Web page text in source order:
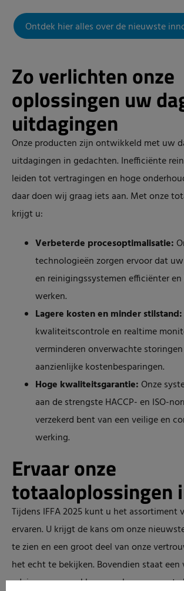
Ontdek hier alles over de nieuwste
Zo verlichten onze
oplossingen uw
uitdagingen
Onze producten zijn ontwikkeld met uw
uitdagingen in gedachten. Inefficiënte
leiden tot vertragingen en hoge
daar doen wij graag iets aan. Met onze
krijgt u:
Verbeterde procesoptimalisatie:
technologieën zorgen ervoor dat
en reinigingssystemen efficiënter
werken.
Lagere kosten en minder stilstand:
kwaliteitscontrole en realtime
verminderen onverwachte
aanzienlijke kostenbesparingen.
Hoge kwaliteitsgarantie:Onze
aan de strengste HACCP- en ISO-
verzekerd bent van een veilige en
werking.
Ervaar onze
totaaloplossingen
Tijdens IFFA 2025 kunt u het assortiment
ervaren. U krijgt de kans om onze
te zien en een groot deel van onze
het echt te bekijken. Bovendien staat een
adviseurs voor u klaar om al uw vragen